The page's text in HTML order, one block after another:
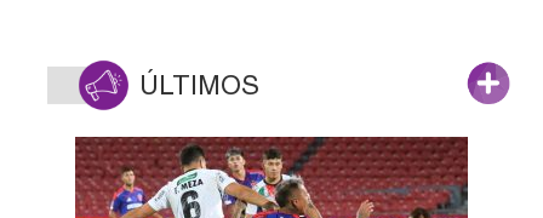
ÚLTIMOS